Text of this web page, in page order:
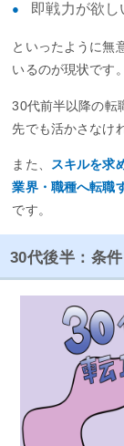
即戦力が欲
といったように無
いるのが現状です。
30代前半以降の転
先でも活かさなけ
また、
スキルを求
業界・職種へ転職
です。
30代後半：条